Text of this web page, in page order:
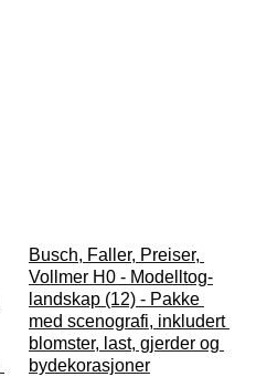
Busch, Faller, Preiser,
Vollmer H0 - Modelltog-
landskap (12) - Pakke
med scenografi, inkludert
blomster, last, gjerder og
bydekorasjoner